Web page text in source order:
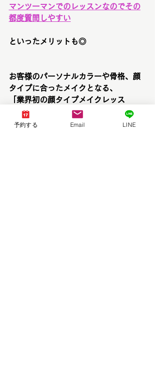
マンツーマンでのレッスンなのでその
都度質問しやすい
といったメリットも◎
お客様のパーソナルカラーや骨格、顔
タイプに合ったメイクとなる、
「業界初の顔タイプメイクレッス
ン！」は公式HP限定メニューです！
中四国地方では希少です！
予約する Email LINE